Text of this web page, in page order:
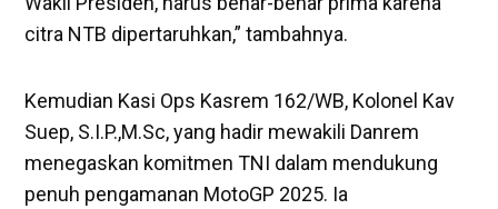
citra NTB dipertaruhkan,” tambahnya.
Kemudian Kasi Ops Kasrem 162/WB, Kolonel Kav
Suep, S.I.P.,M.Sc, yang hadir mewakili Danrem
menegaskan komitmen TNI dalam mendukung
penuh pengamanan MotoGP 2025. Ia